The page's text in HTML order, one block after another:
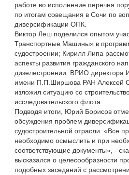
работе во исполнение перечня
по итогам совещания в Сочи по
диверсификации ОПК.
Виктор Леш поделился опытом
Транспортные Машины» в
судостроении; Кирилл Липа
аспекты развития гражданского
дизелестроении. ВРИО директора
имени П.П.Ширшова РАН Алексей
изложил ситуацию со
исследовательского флота.
Подводя итоги, Юрий Борисов
обсуждения проблем
судостроительной отрасли. «Все
необходимо осмыслить и при
соответствующие документы», -
высказался о целесообразности
подобных заседаний с